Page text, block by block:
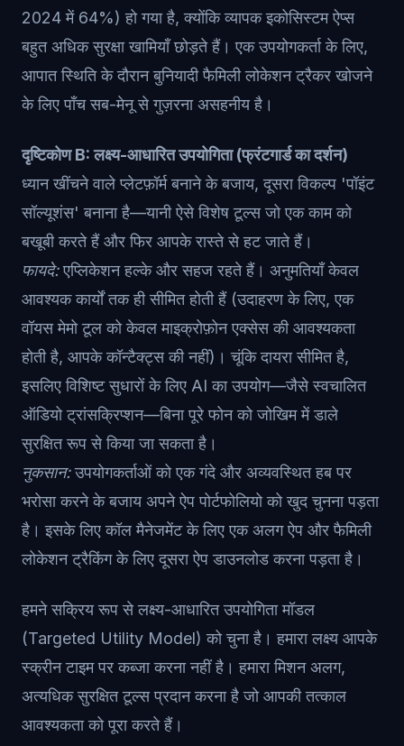
2024 में 64%) हो गया है, क्योंकि व्यापक इकोसिस्टम ऐप्स
बहुत अधिक सुरक्षा खामियाँ छोड़ते हैं। एक उपयोगकर्ता के लिए,
आपात स्थिति के दौरान बुनियादी फैमिली लोकेशन ट्रैकर खोजने
के लिए पाँच सब-मेनू से गुज़रना असहनीय है।
दृष्टिकोण B: लक्ष्य-आधारित उपयोगिता (फ्रंटगार्ड का दर्शन)
ध्यान खींचने वाले प्लेटफ़ॉर्म बनाने के बजाय, दूसरा विकल्प 'पॉइंट
सॉल्यूशंस' बनाना है—यानी ऐसे विशेष टूल्स जो एक काम को
बखूबी करते हैं और फिर आपके रास्ते से हट जाते हैं।
फायदे:एप्लिकेशन हल्के और सहज रहते हैं। अनुमतियाँ केवल
आवश्यक कार्यों तक ही सीमित होती हैं (उदाहरण के लिए, एक
वॉयस मेमो टूल को केवल माइक्रोफ़ोन एक्सेस की आवश्यकता
होती है, आपके कॉन्टैक्ट्स की नहीं)। चूंकि दायरा सीमित है,
इसलिए विशिष्ट सुधारों के लिए AI का उपयोग—जैसे स्वचालित
ऑडियो ट्रांसक्रिप्शन—बिना पूरे फोन को जोखिम में डाले
सुरक्षित रूप से किया जा सकता है।
नुकसान:उपयोगकर्ताओं को एक गंदे और अव्यवस्थित हब पर
भरोसा करने के बजाय अपने ऐप पोर्टफोलियो को खुद चुनना पड़ता
है। इसके लिए कॉल मैनेजमेंट के लिए एक अलग ऐप और फैमिली
लोकेशन ट्रैकिंग के लिए दूसरा ऐप डाउनलोड करना पड़ता है।
हमने सक्रिय रूप से लक्ष्य-आधारित उपयोगिता मॉडल
(Targeted Utility Model) को चुना है। हमारा लक्ष्य आपके
स्क्रीन टाइम पर कब्जा करना नहीं है। हमारा मिशन अलग,
अत्यधिक सुरक्षित टूल्स प्रदान करना है जो आपकी तत्काल
आवश्यकता को पूरा करते हैं।